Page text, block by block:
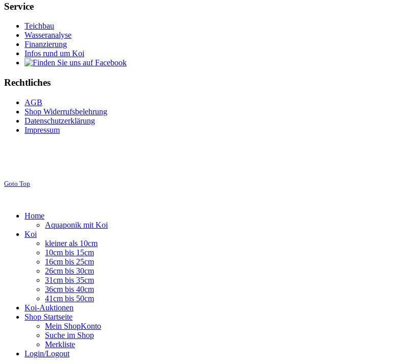
Service
Teichbau
Wasseranalyse
Finanzierung
Infos rund um Koi
Rechtliches
AGB
Shop Widerrufsbelehrung
Datenschutzerklärung
Impressum
Goto Top
Home
Aquaponik mit Koi
Koi
kleiner als 10cm
10cm bis 15cm
16cm bis 25cm
26cm bis 30cm
31cm bis 35cm
36cm bis 40cm
41cm bis 50cm
Koi-Auktionen
Shop Startseite
Mein ShopKonto
Suche im Shop
Merkliste
Login/Logout